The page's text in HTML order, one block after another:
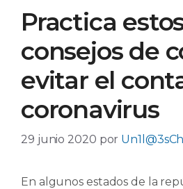
Practica
consejos de
evitar el
coronavirus
29 junio 2020 por
En algunos estados de la